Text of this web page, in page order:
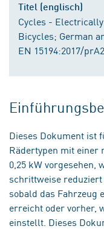
Titel (englisch)
Cycles -
Bicycles; German
EN 15194:2017/
Dieses Dokument ist
Rädertypen mit einer
0,25 kW vorgesehen,
schrittweise
sobald das Fahrzeug
erreicht oder vorher,
einstellt. Dieses